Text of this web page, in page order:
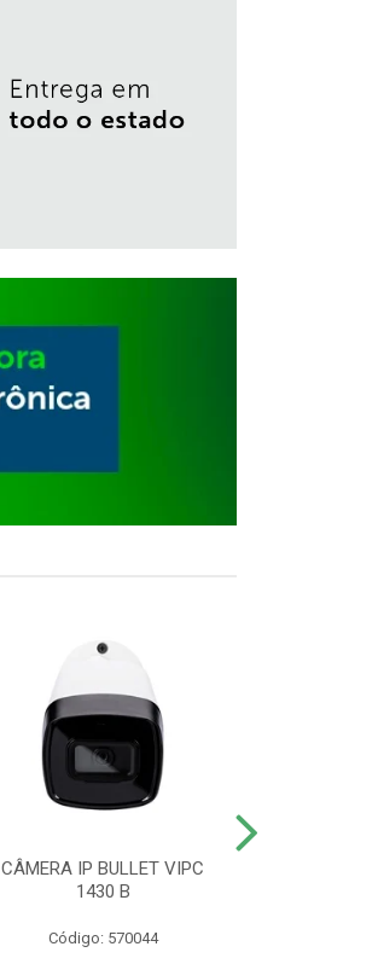
CÂMERA IP BULLET VIPC
1430 B
Código: 570044